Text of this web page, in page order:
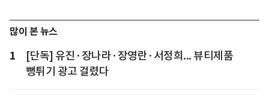
많이 본 뉴스
1
[단독] 유진·장나라·장영란·서정희... 뷰티제품
뻥튀기 광고 걸렸다